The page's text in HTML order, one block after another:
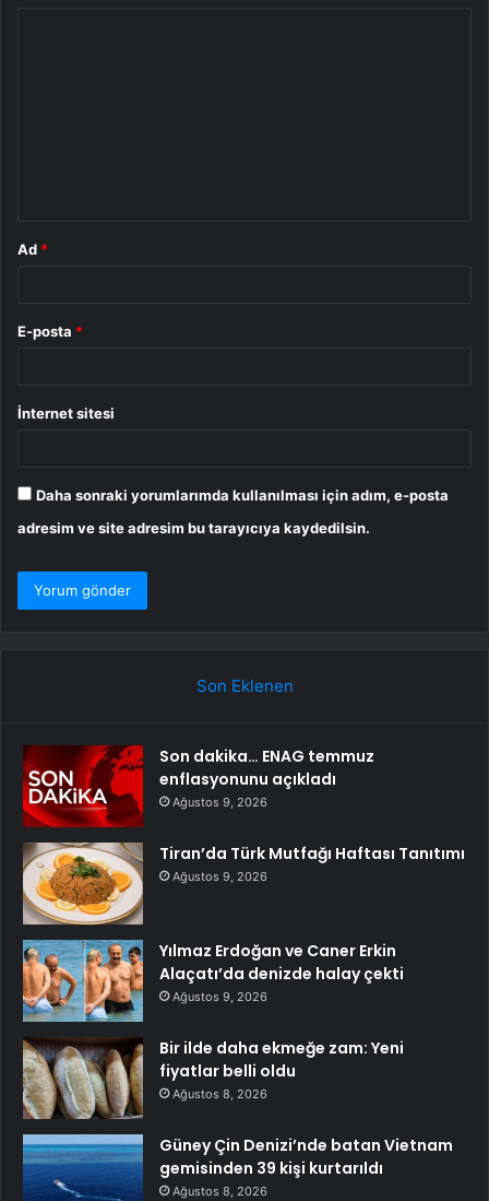
Ad *
E-posta *
İnternet sitesi
Daha sonraki yorumlarımda kullanılması için adım, e-posta
adresim ve site adresim bu tarayıcıya kaydedilsin.
Son Eklenen
Son dakika… ENAG temmuz
enflasyonunu açıkladı
Ağustos 9, 2026
Tiran’da Türk Mutfağı Haftası Tanıtımı
Ağustos 9, 2026
Yılmaz Erdoğan ve Caner Erkin
Alaçatı’da denizde halay çekti
Ağustos 9, 2026
Bir ilde daha ekmeğe zam: Yeni
fiyatlar belli oldu
Ağustos 8, 2026
Güney Çin Denizi’nde batan Vietnam
gemisinden 39 kişi kurtarıldı
Ağustos 8, 2026